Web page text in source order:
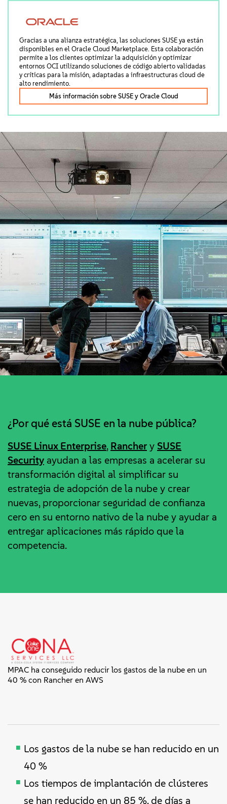
Gracias a una alianza estratégica, las soluciones SUSE ya están
disponibles en el Oracle Cloud Marketplace. Esta colaboración
permite a los clientes optimizar la adquisición y optimizar
entornos OCI utilizando soluciones de código abierto validadas
y críticas para la misión, adaptadas a infraestructuras cloud de
alto rendimiento.
Más información sobre SUSE y Oracle Cloud
¿Por qué está SUSE en la nube pública?
SUSE Linux Enterprise, Rancher y SUSE
Security ayudan a las empresas a acelerar su
transformación digital al simplificar su
estrategia de adopción de la nube y crear
nuevas, proporcionar seguridad de confianza
cero en su entorno nativo de la nube y ayudar a
entregar aplicaciones más rápido que la
competencia.
MPAC ha conseguido reducir los gastos de la nube en un
40 % con Rancher en AWS
Los gastos de la nube se han reducido en un
40 %
Los tiempos de implantación de clústeres
se han reducido en un 85 %, de días a